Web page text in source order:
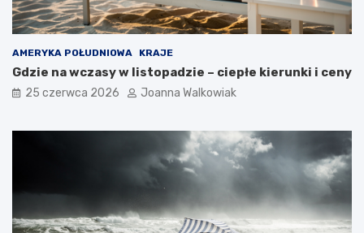
AMERYKA POŁUDNIOWA KRAJE
Gdzie na wczasy w listopadzie – ciepłe kierunki i ceny
25 czerwca 2026 Joanna Walkowiak